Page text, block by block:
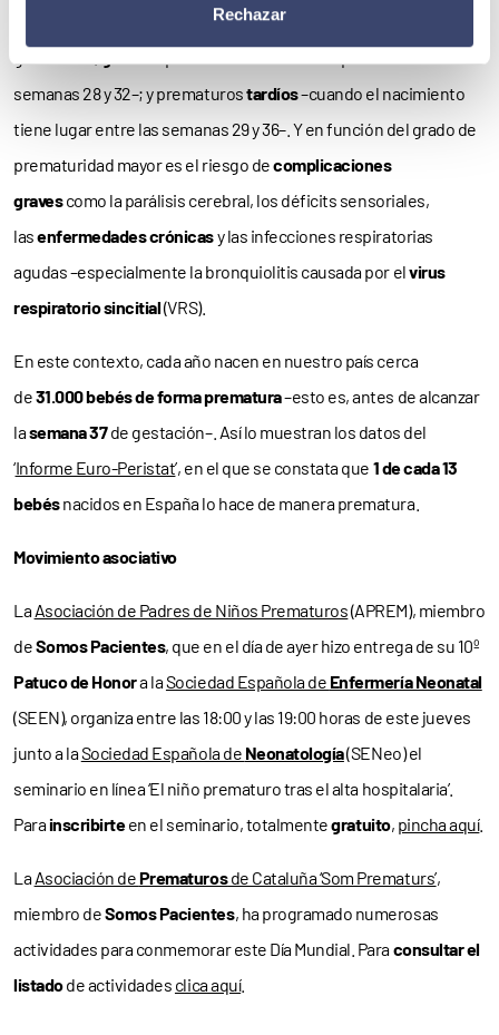
Rechazar
produce antes de la semana 28 de
semanas 28 y 32–; y prematurostardíos–cuando el nacimiento
tiene lugar entre las semanas 29 y 36–. Y en función del grado de
prematuridad mayor es el riesgo decomplicaciones
gravescomo la parálisis cerebral, los déficits sensoriales,
lasenfermedades crónicasy las infecciones respiratorias
agudas –especialmente la bronquiolitis causada por elvirus
respiratorio sincitial(VRS).
En este contexto, cada año nacen en nuestro país cerca
de31.000 bebés de forma prematura–esto es, antes de alcanzar
lasemana 37de gestación–. Así lo muestran los datos del
‘Informe Euro-Peristat’, en el que se constata que 1 de cada 13
bebésnacidos en España lo hace de manera prematura.
Movimiento asociativo
LaAsociación de Padres de Niños Prematuros(APREM), miembro
deSomos Pacientes, que en el día de ayer hizo entrega de su 10º
Patuco de Honora laSociedad Española de Enfermería Neonatal
(SEEN), organiza entre las 18:00 y las 19:00 horas de este jueves
junto a laSociedad Española de Neonatología(SENeo) el
seminario en línea ‘El niño prematuro tras el alta hospitalaria’.
Parainscribirteen el seminario, totalmentegratuito, pincha aquí.
LaAsociación dePrematurosde Cataluña ‘Som Prematurs’,
miembro deSomos Pacientes, ha programado numerosas
actividades para conmemorar este Día Mundial. Paraconsultar el
listadode actividades clica aquí.